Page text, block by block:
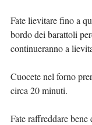
Fate lievitare fino a
bordo dei barattoli
continueranno a
Cuocete nel forno
circa 20 minuti.
Fate raffreddare